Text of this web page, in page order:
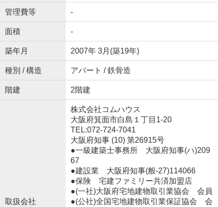
管理費等 -
面積 -
築年月 2007年 3月(築19年)
種別 / 構造 アパート / 鉄骨造
階建 2階建
取扱会社
株式会社コムハウス
大阪府箕面市白島１丁目1-20
TEL:072-724-7041
大阪府知事 (10) 第26915号
●一級建築士事務所 大阪府知事(ハ)209
67
●建設業 大阪府知事(般‐27)114066
●保険 宅建ファミリー共済加盟店
●(一社)大阪府宅地建物取引業協会 会員
●(公社)全国宅地建物取引業保証協会 会